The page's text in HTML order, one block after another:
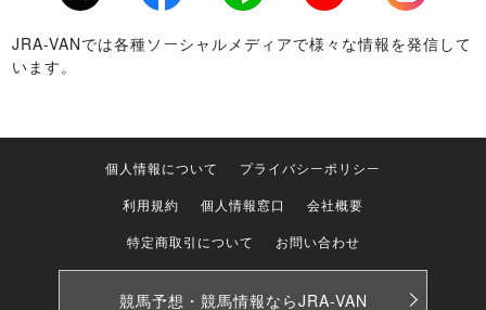
Twitter Facebook LINE Youtube
Instagram
JRA-VANでは各種ソーシャルメディアで様々な情報を発信して
います。
個人情報について
プライバシーポリシー
利用規約
個人情報窓口
会社概要
特定商取引について
お問い合わせ
競馬予想・競馬情報ならJRA-VAN